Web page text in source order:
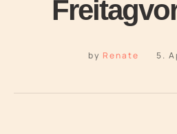
by Renate 5.